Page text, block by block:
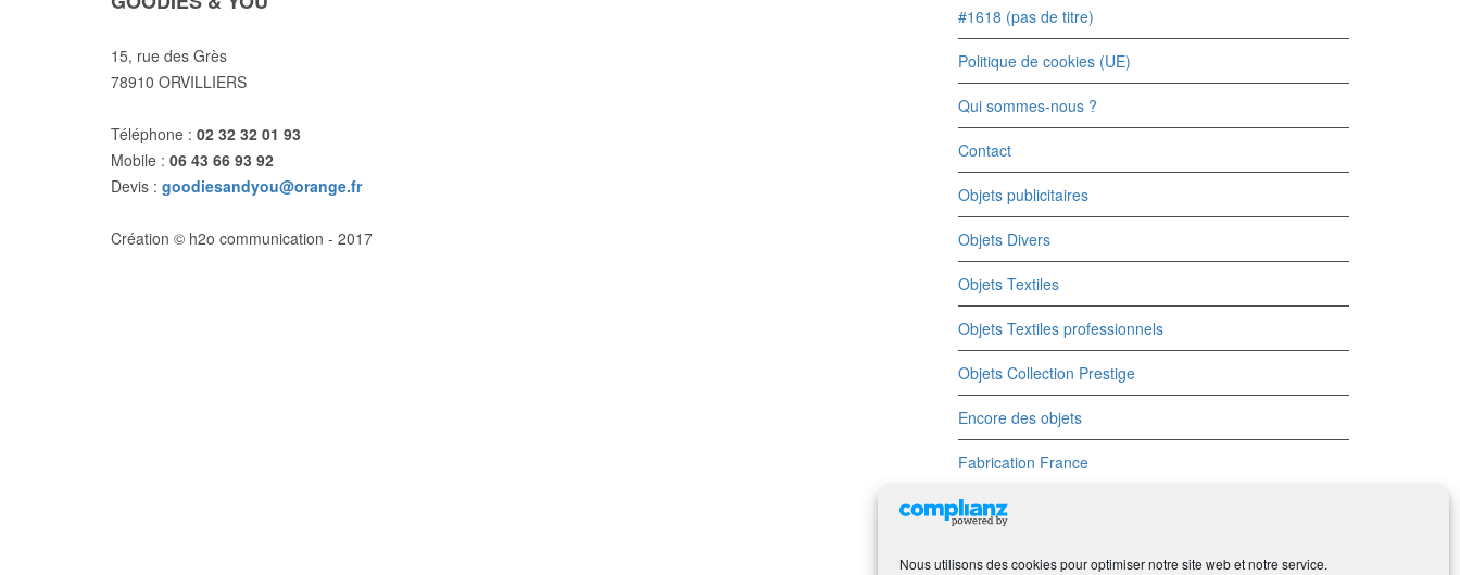
Nous utilisons des cookies pour optimiser notre site web et notre service.
15, rue des Grès
78910 ORVILLIERS
Téléphone : 02 32 32 01 93
Mobile : 06 43 66 93 92
Devis : goodiesandyou@orange.fr
Création © h2o communication - 2017
#1618 (pas de titre)
Politique de cookies (UE)
Qui sommes-nous ?
Contact
Objets publicitaires
Objets Divers
Objets Textiles
Objets Textiles professionnels
Objets Collection Prestige
Encore des objets
Fabrication France